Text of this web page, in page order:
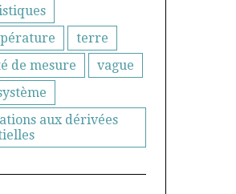
terre
de mesure
vague
aux dérivées